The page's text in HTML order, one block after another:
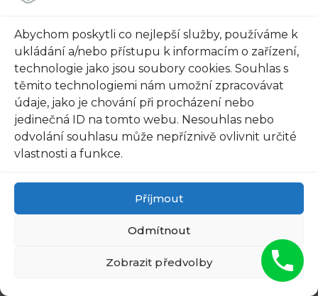
Abychom poskytli co nejlepší služby, používáme k
ukládání a/nebo přístupu k informacím o zařízení,
technologie jako jsou soubory cookies. Souhlas s
těmito technologiemi nám umožní zpracovávat
údaje, jako je chování při procházení nebo
jedinečná ID na tomto webu. Nesouhlas nebo
odvolání souhlasu může nepříznivě ovlivnit určité
vlastnosti a funkce.
Příjmout
Odmítnout
Zobrazit předvolby
této profesi klíčová. Změřte si potřebné
znalosti v oblasti požárních
bezpečnostních předpisů a
zabezpečovací techniky. Vytvořte si pevný
základ pro práci s bezpečnostními
systémy.
oblasti musí umět poskytovat kvalitní
služby a dobře komunikovat s klienty.
Pokuste se rozvíjet své dovednosti v
oblasti péče o zákazníka a efektivního